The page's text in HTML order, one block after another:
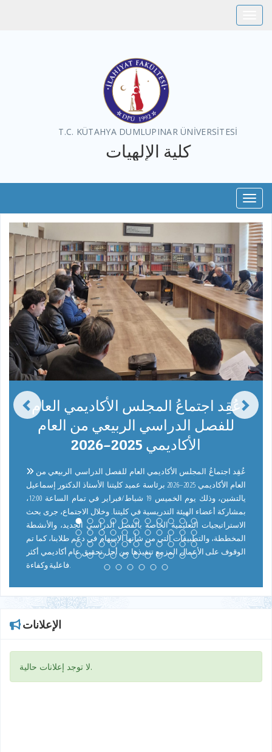
T.C. KÜTAHYA DUMLUPINAR ÜNİVERSİTESİ
كلية الإلهيات
عُقِد اجتماعُ المجلس الأكاديمي العام
للفصل الدراسي الربيعي من العام
الأكاديمي 2025–2026
عُقِد اجتماعُ المجلس الأكاديمي العام للفصل الدراسي الربيعي من
العام الأكاديمي 2025–2026 برئاسة عميد كليتنا الأستاذ الدكتور إسماعيل
بمشاركة أعضاء الهيئة التدريسية في كليتنا. وخلال الاجتماع، جرى بحث
الاستراتيجيات التعليمية الخاصة بالفصل الدراسي الجديد، والأنشطة
المخططة، والتطبيقات التي من شأنها الإسهام في دعم طلابنا، كما تم
الوقوف على الأعمال المزمع تنفيذها من أجل تحقيق عام أكاديمي أكثر
فاعلية وكفاءة.
Previous Next
الإعلانات
لا توجد إعلانات حالية.